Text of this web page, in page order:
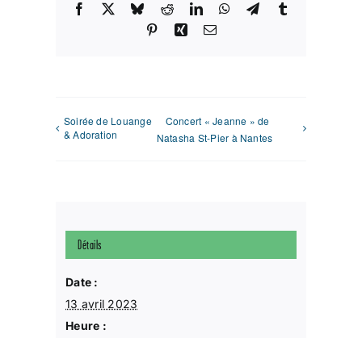
Facebook BlueskyRedditLinkedInWhatsApp
Telegram
PinterestXing Email
Soirée de Louange
& Adoration
Concert « Jeanne » de
Natasha St-Pier à Nantes
Détails
Date :
13 avril 2023
Heure :